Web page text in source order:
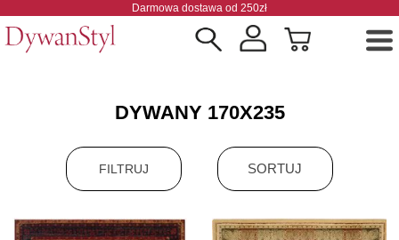
Darmowa dostawa od 250zł
DYWANY 170X235
FILTRUJ SORTUJ